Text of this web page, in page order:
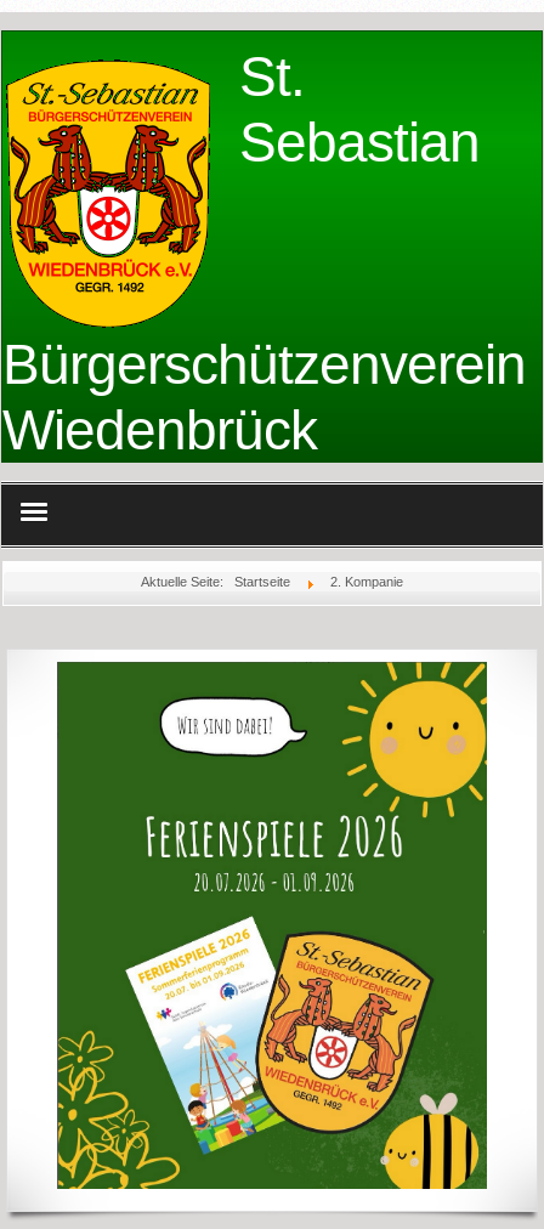
St.
Sebastian
Bürgerschützenverein
Wiedenbrück
Jubiläum
Rechtliches
Aktuelle Seite: Startseite 2. Kompanie